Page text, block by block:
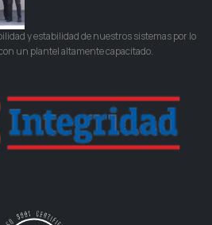
y estabilidad de nuestros sistemas por lo
un plantel altamente capacitado.